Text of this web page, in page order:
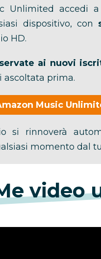
Unlimited accedi a
dispositivo, con
HD.
ai nuovi
ascoltata prima.
Music
si rinnoverà
momento dal
video